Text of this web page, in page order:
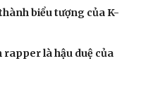
biểu tượng của K-
là hậu duệ của